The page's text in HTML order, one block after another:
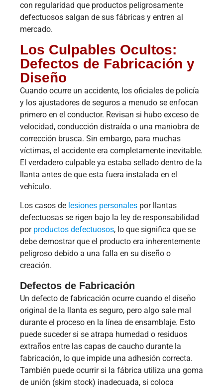
con regularidad que productos peligrosamente
defectuosos salgan de sus fábricas y entren al
mercado.
Los Culpables Ocultos:
Defectos de Fabricación y
Diseño
Cuando ocurre un accidente, los oficiales de policía
y los ajustadores de seguros a menudo se enfocan
primero en el conductor. Revisan si hubo exceso de
velocidad, conducción distraída o una maniobra de
corrección brusca. Sin embargo, para muchas
víctimas, el accidente era completamente inevitable.
El verdadero culpable ya estaba sellado dentro de la
llanta antes de que esta fuera instalada en el
vehículo.
Los casos de lesiones personales por llantas
defectuosas se rigen bajo la ley de responsabilidad
por productos defectuosos, lo que significa que se
debe demostrar que el producto era inherentemente
peligroso debido a una falla en su diseño o
creación.
Defectos de Fabricación
Un defecto de fabricación ocurre cuando el diseño
original de la llanta es seguro, pero algo sale mal
durante el proceso en la línea de ensamblaje. Esto
puede suceder si se atrapa humedad o residuos
extraños entre las capas de caucho durante la
fabricación, lo que impide una adhesión correcta.
También puede ocurrir si la fábrica utiliza una goma
de unión (skim stock) inadecuada, si coloca